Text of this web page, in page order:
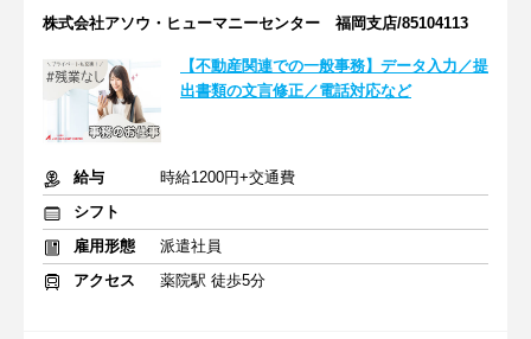
株式会社アソウ・ヒューマニーセンター 福岡支店/85104113
【不動産関連での一般事務】データ入力／提
出書類の文言修正／電話対応など
給与
時給1200円+交通費
シフト
雇用形態
派遣社員
アクセス
薬院駅 徒歩5分